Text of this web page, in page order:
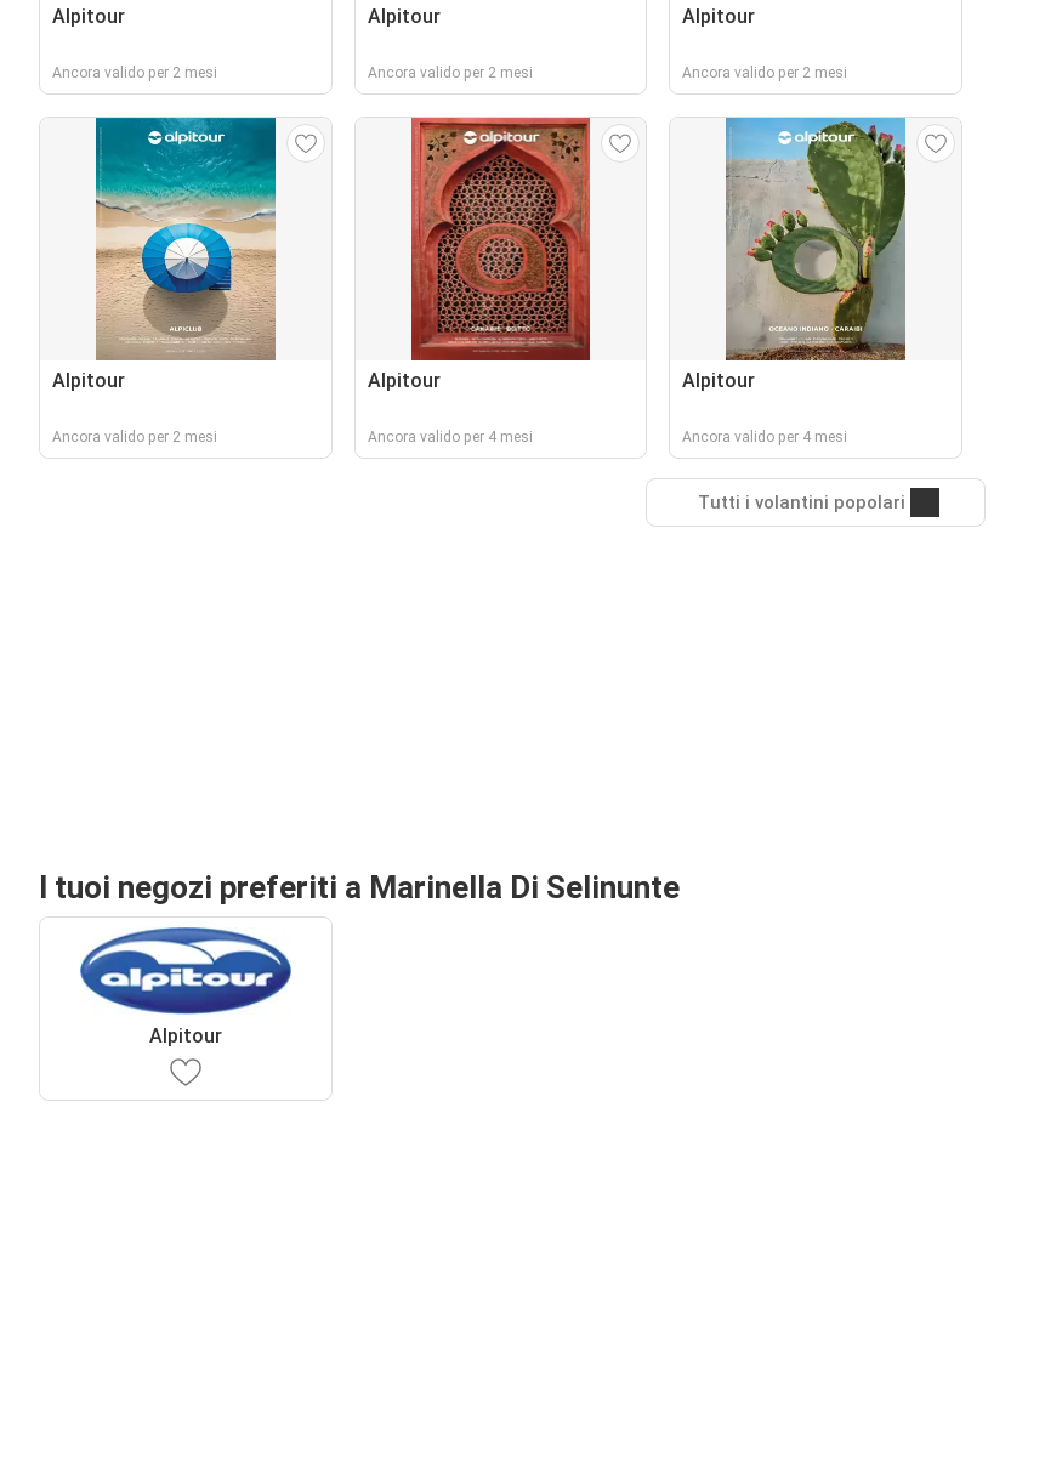
Alpitour
Ancora valido per 2 mesi
Alpitour
Ancora valido per 2 mesi
Alpitour
Ancora valido per 2 mesi
Alpitour
Ancora valido per 2 mesi
Alpitour
Ancora valido per 4 mesi
Alpitour
Ancora valido per 4 mesi
Tutti i volantini popolari
I tuoi negozi preferiti a Marinella Di Selinunte
Alpitour